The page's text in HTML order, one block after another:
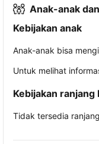
Anak-anak
Kebijakan anak
Anak-anak bisa
Untuk melihat
Kebijakan
Tidak tersedia